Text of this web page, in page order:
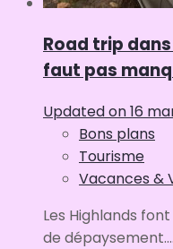
Road trip dans
faut pas
Updated on16
Bons plans
Tourisme
Vacances &
Les Highlands
de dépaysement....